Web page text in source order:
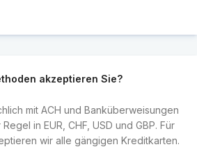
akzeptieren Sie?
mit ACH und Banküberweisungen
in EUR, CHF, USD und GBP. Für
wir alle gängigen Kreditkarten.